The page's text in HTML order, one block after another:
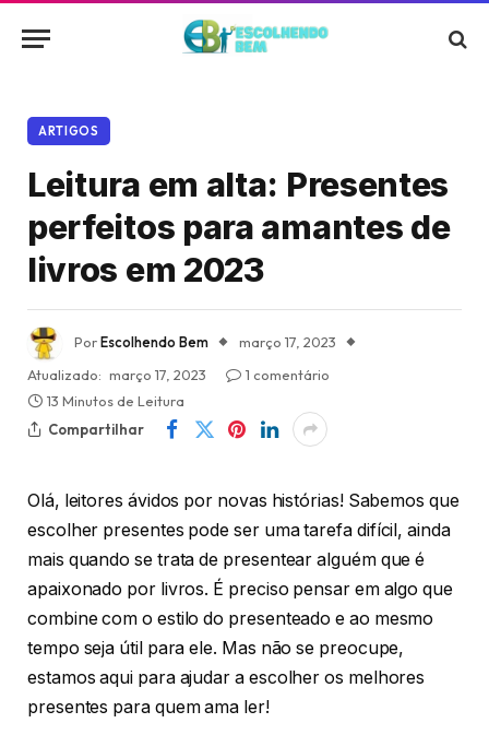
ARTIGOS
Leitura em alta: Presentes
perfeitos para amantes de
livros em 2023
PorEscolhendo Bem
março 17, 2023
Atualizado: março 17, 2023
1 comentário
13 Minutos de Leitura
Compartilhar
Olá, leitores ávidos por novas histórias! Sabemos que
escolher presentes pode ser uma tarefa difícil, ainda
mais quando se trata de presentear alguém que é
apaixonado por livros. É preciso pensar em algo que
combine com o estilo do presenteado e ao mesmo
tempo seja útil para ele. Mas não se preocupe,
estamos aqui para ajudar a escolher os melhores
presentes para quem ama ler!